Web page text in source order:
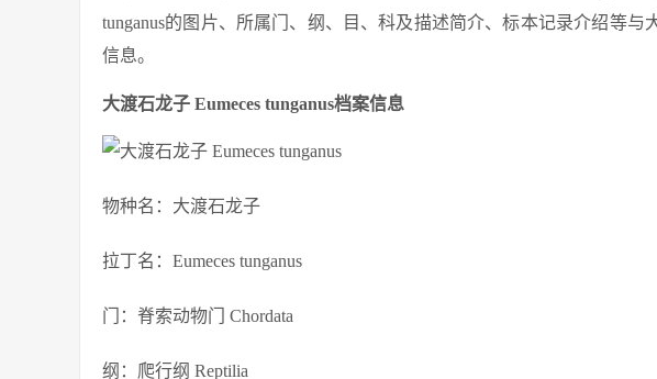
tunganus的图片、所属门、纲、目、科及描述简介、标本记录介绍等与
信息。
大渡石龙子 Eumeces tunganus档案信息
物种名：大渡石龙子
拉丁名：Eumeces tunganus
门：脊索动物门 Chordata
纲：爬行纲 Reptilia